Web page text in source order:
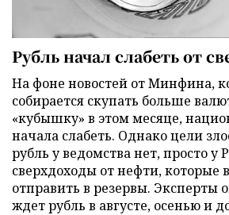
Рубль начал слабеть от
На фоне новостей от Минфина,
собирается скупать больше
«кубышку» в этом месяце,
начала слабеть. Однако цели
рубль у ведомства нет, просто у
сверхдоходы от нефти, которые
отправить в резервы. Эксперты
ждет рубль в августе, осенью и